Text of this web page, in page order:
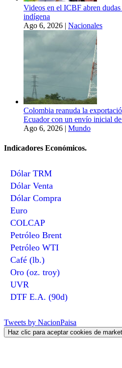
Videos en el ICBF abren
indígena
Ago 6, 2026 | Nacionales
Colombia reanuda la
Ecuador con un envío inicial
Ago 6, 2026 | Mundo
Indicadores Económicos.
Dólar TRM
Dólar Venta
Dólar Compra
Euro
COLCAP
Petróleo Brent
Petróleo WTI
Café (lb.)
Oro (oz. troy)
UVR
DTF E.A. (90d)
Tweets by NacionPaisa
Haz clic para aceptar cookies de